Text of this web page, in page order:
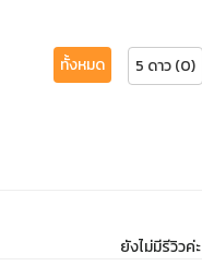
ทั้งหมด 5 ดาว (0)
ยังไม่มีรีวิวค่ะ